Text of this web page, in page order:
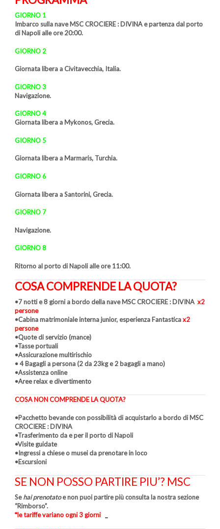
GIORNO 1
Imbarco sulla nave MSC CROCIERE : DIVINA e partenza dal porto
di Napoli alle ore 20:00.
GIORNO 2
Giornata libera a Civitavecchia, Italia.
GIORNO 3
Navigazione.
GIORNO 4
Giornata libera a Mykonos, Grecia.
GIORNO 5
Giornata libera a Marmaris, Turchia.
GIORNO 6
Giornata libera a Santorini, Grecia.
GIORNO 7
Navigazione.
GIORNO 8
Ritorno al porto di Napoli alle ore 11:00.
COSA COMPRENDE LA QUOTA?
•7 notti e 8 giorni a bordo della nave MSC CROCIERE : DIVINA x2
persone
•Cabina matrimoniale interna junior, esperienza Fantasticax2
persone
•Quote di servizio (mance)
•Tasse portuali
•Assicurazione multirischio
• 4 Bagagli a persona (2 da 23kg e 2 bagagli a mano)
•Assistenza online
•Aree relax e divertimento
COSA NON COMPRENDE LA QUOTA?
•Pacchetto bevande con possibilità di acquistarlo a bordo di MSC
CROCIERE : DIVINA
•Trasferimento da e per il porto di Napoli
•Visite guidate
•Ingressi a chiese o musei da prenotare in loco
•Escursioni
SE NON POSSO PARTIRE PIU’? MSC
Sehai prenotatoe non puoi partire più consulta la nostra sezione
“Rimborso”.
*le tariffe variano ogni 3 giorni